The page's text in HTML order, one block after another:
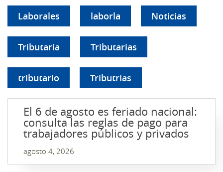
Laborales laborla Noticias
Tributaria Tributarias
tributario Tributrias
El 6 de agosto es feriado nacional:
consulta las reglas de pago para
trabajadores públicos y privados
agosto 4, 2026